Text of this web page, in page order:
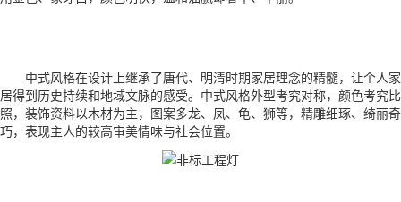
中式风格在设计上继承了唐代、明清时期家居理念的精髓，让个人家
居得到历史持续和地域文脉的感受。中式风格外型考究对称，颜色考究比
照，装饰资料以木材为主，图案多龙、凤、龟、狮等，精雕细琢、绮丽奇
巧，表现主人的较高审美情味与社会位置。